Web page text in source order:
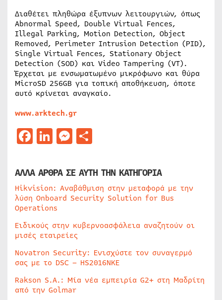
Διαθέτει πληθώρα έξυπνων λειτουργιών, όπως
Abnormal Speed, Double Virtual Fences,
Illegal Parking, Motion Detection, Object
Removed, Perimeter Intrusion Detection (PID),
Single Virtual Fences, Stationary Object
Detection (SOD) και Video Tampering (VT).
Έρχεται με ενσωματωμένο μικρόφωνο και θύρα
MicroSD 256GB για τοπική αποθήκευση, όποτε
αυτό κρίνεται αναγκαίο.
www.arktech.gr
Facebook
LinkedIn
Messenger
ΑΛΛΑ ΑΡΘΡΑ ΣΕ ΑΥΤΗ ΤΗΝ ΚΑΤΗΓΟΡΙΑ
Hikvision: Αναβάθμιση στην μεταφορά με την
λύση Onboard Security Solution for Bus
Operations
Ειδικούς στην κυβερνοασφάλεια αναζητούν οι
μισές εταιρείες
Novatron Security: Ενισχύστε τον συναγερμό
σας με το DSC – HS2016NKE
Rakson S.A.: Μία νέα εμπειρία G2+ στη Μαδρίτη
από την Golmar